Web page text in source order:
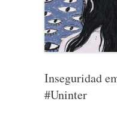
Inseguridad
#Uninter